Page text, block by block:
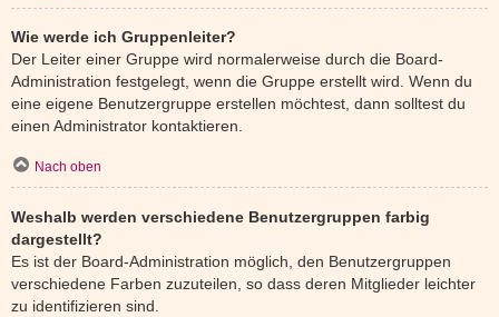
Wie werde ich Gruppenleiter?
Der Leiter einer Gruppe wird normalerweise durch die Board-
Administration festgelegt, wenn die Gruppe erstellt wird. Wenn du
eine eigene Benutzergruppe erstellen möchtest, dann solltest du
einen Administrator kontaktieren.
Nach oben
Weshalb werden verschiedene Benutzergruppen farbig
dargestellt?
Es ist der Board-Administration möglich, den Benutzergruppen
verschiedene Farben zuzuteilen, so dass deren Mitglieder leichter
zu identifizieren sind.